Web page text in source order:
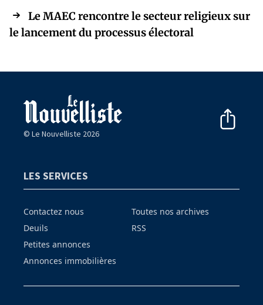
Le MAEC rencontre le secteur religieux sur
le lancement du processus électoral
© Le Nouvelliste 2026
LES SERVICES
Contactez nous
Deuils
Petites annonces
Annonces immobilières
Toutes nos archives
RSS